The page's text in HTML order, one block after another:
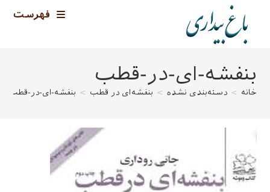
فهرست
بنفشه-ای-در-قطب
خانه > دسته‌بندی نشده > بنفشه‌ای در قطب > بنفشه-ای-در-قطب